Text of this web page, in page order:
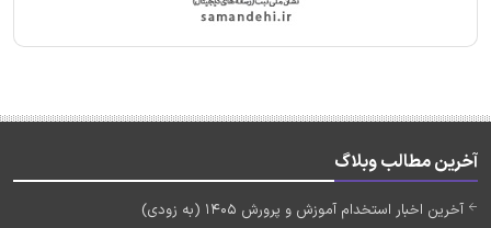
آخرین مطالب وبلاگ
آخرین اخبار استخدام آموزش و پرورش 1405 (به زودی)